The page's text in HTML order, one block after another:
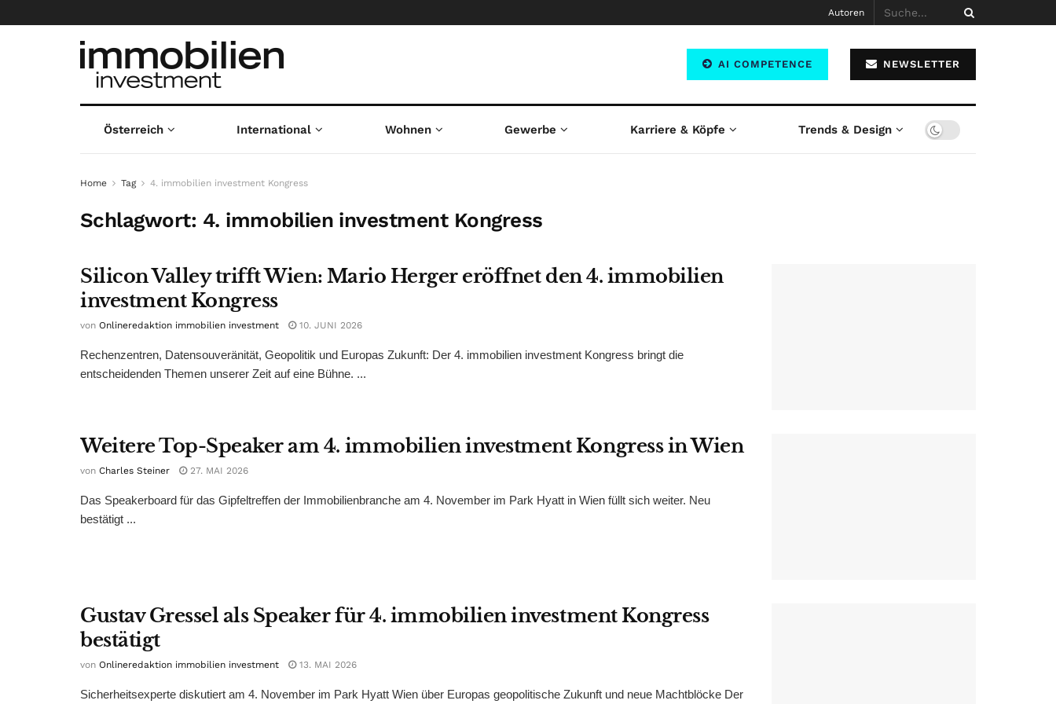
Autoren
AI COMPETENCE NEWSLETTER
Österreich International Wohnen Gewerbe Karriere & Köpfe Trends & Design
Home Tag 4. immobilien investment Kongress
Schlagwort: 4. immobilien investment Kongress
Silicon Valley trifft Wien: Mario Herger eröffnet den 4. immobilien
investment Kongress
von Onlineredaktion immobilien investment 10. JUNI 2026
Rechenzentren, Datensouveränität, Geopolitik und Europas Zukunft: Der 4. immobilien investment Kongress bringt die
entscheidenden Themen unserer Zeit auf eine Bühne. ...
Weitere Top-Speaker am 4. immobilien investment Kongress in Wien
von Charles Steiner 27. MAI 2026
Das Speakerboard für das Gipfeltreffen der Immobilienbranche am 4. November im Park Hyatt in Wien füllt sich weiter. Neu
bestätigt ...
Gustav Gressel als Speaker für 4. immobilien investment Kongress
bestätigt
von Onlineredaktion immobilien investment 13. MAI 2026
Sicherheitsexperte diskutiert am 4. November im Park Hyatt Wien über Europas geopolitische Zukunft und neue Machtblöcke Der